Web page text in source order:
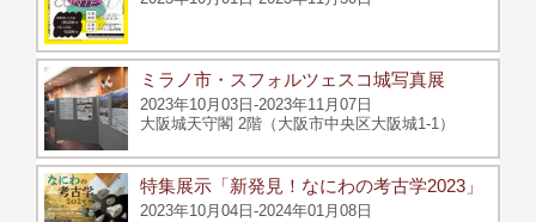
ミラノ市・スフォルツェスコ城写真展
2023年10月03日-2023年11月07日
大阪城天守閣 2階（大阪市中央区大阪城1-1）
特集展示「新発見！なにわの考古学2023」
2023年10月04日-2024年01月08日